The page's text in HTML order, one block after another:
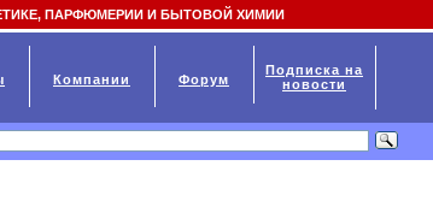
ПАРФЮМЕРИИ И БЫТОВОЙ ХИМИИ
Компании Форум
Подписка на
новости